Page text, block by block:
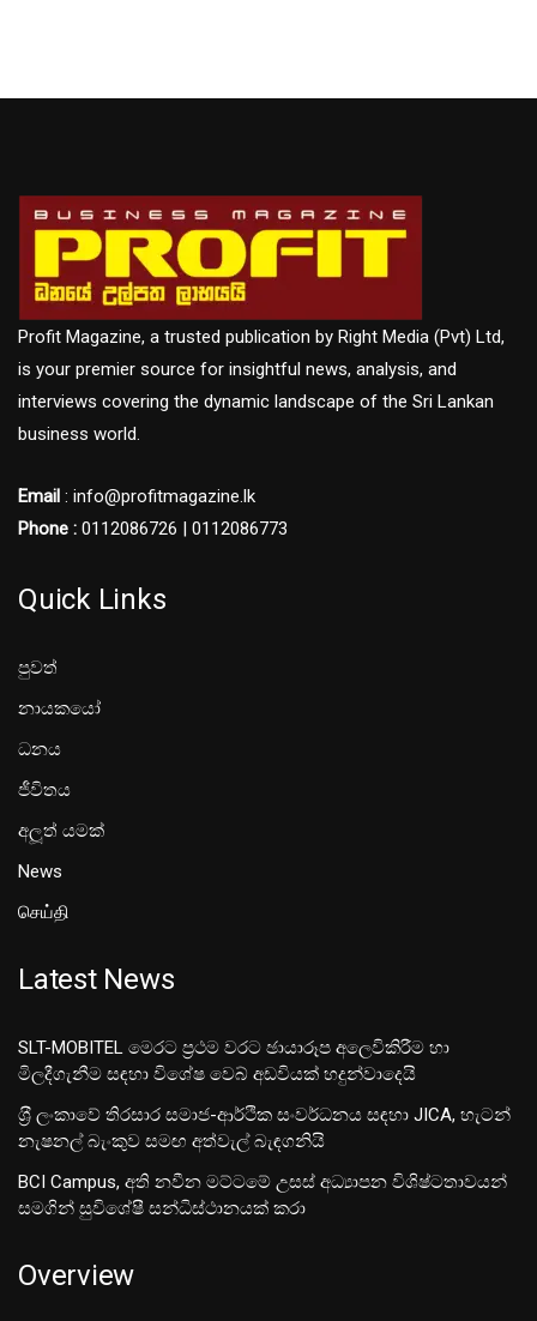
Profit Magazine, a trusted publication by Right Media (Pvt) Ltd,
is your premier source for insightful news, analysis, and
interviews covering the dynamic landscape of the Sri Lankan
business world.
Email : info@profitmagazine.lk
Phone : 0112086726 | 0112086773
Quick Links
පුවත්
නායකයෝ
ධනය
ජීවිතය
අලූත් යමක්
News
செய்தி
Latest News
SLT-MOBITEL මෙරට ප්‍රථම වරට ඡායාරූප අලෙවිකිරීම හා
මිලදීගැනීම සඳහා විශේෂ වෙබ් අඩවියක් හදුන්වාදෙයි
ශ‍්‍රී ලංකාවේ තිරසාර සමාජ-ආර්ථික සංවර්ධනය සඳහා JICA, හැටන්
නැෂනල් බැංකුව සමඟ අත්වැල් බැඳගනියි
BCI Campus, අති නවීන මට්ටමේ උසස් අධ්‍යාපන විශිෂ්ටතාවයන්
සමගින් සුවිශේෂී සන්ධිස්ථානයක් කරා
Overview